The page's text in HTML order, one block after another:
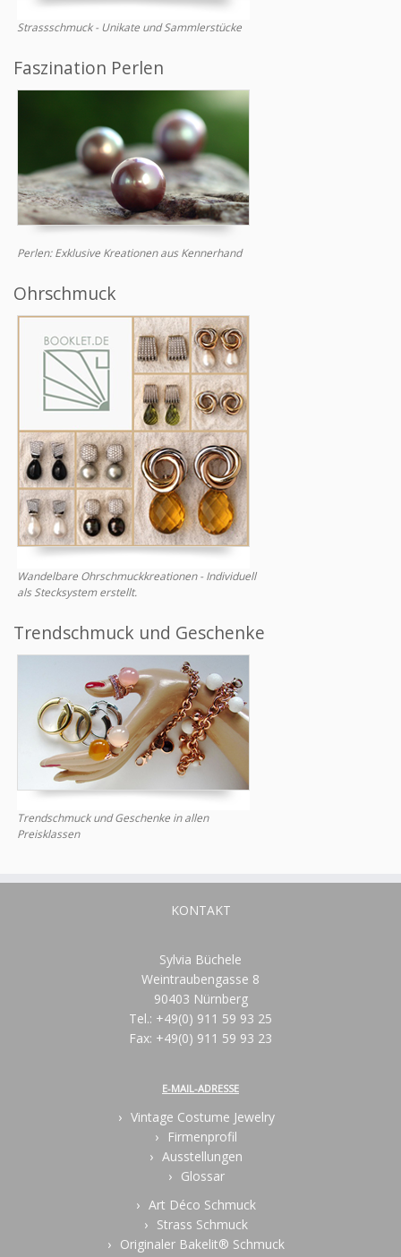
Strassschmuck - Unikate und Sammlerstücke
Faszination Perlen
Perlen: Exklusive Kreationen aus Kennerhand
Ohrschmuck
Wandelbare Ohrschmuckkreationen - Individuell
als Stecksystem erstellt.
Trendschmuck und Geschenke
Trendschmuck und Geschenke in allen
Preisklassen
KONTAKT
Sylvia Büchele
Weintraubengasse 8
90403 Nürnberg
Tel.: +49(0) 911 59 93 25
Fax: +49(0) 911 59 93 23
E-MAIL-ADRESSE
Vintage Costume Jewelry
Firmenprofil
Ausstellungen
Glossar
Art Déco Schmuck
Strass Schmuck
Originaler Bakelit® Schmuck